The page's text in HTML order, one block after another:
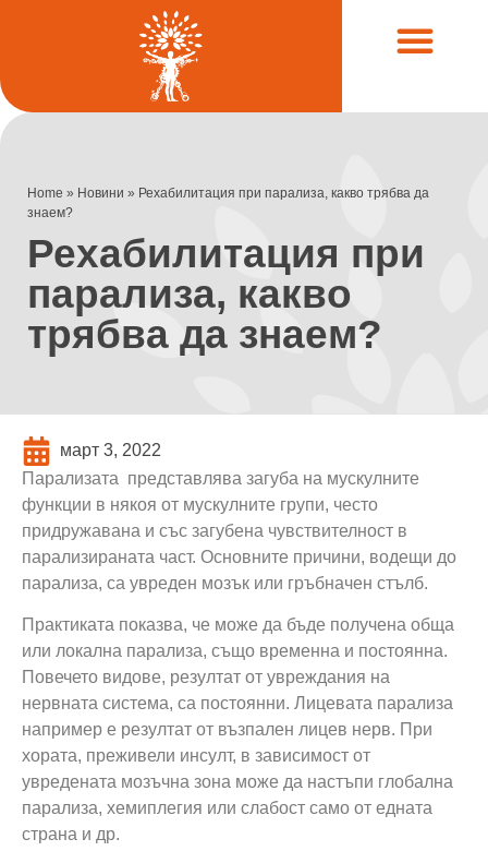
Home » Новини » Рехабилитация при парализа, какво трябва да
знаем?
Рехабилитация при
парализа, какво
трябва да знаем?
март 3, 2022
Парализата представлява загуба на мускулните
функции в някоя от мускулните групи, често
придружавана и със загубена чувствителност в
парализираната част. Основните причини, водещи до
парализа, са увреден мозък или гръбначен стълб.
Практиката показва, че може да бъде получена обща
или локална парализа, също временна и постоянна.
Повечето видове, резултат от увреждания на
нервната система, са постоянни. Лицевата парализа
например е резултат от възпален лицев нерв. При
хората, преживели инсулт, в зависимост от
увредената мозъчна зона може да настъпи глобална
парализа, хемиплегия или слабост само от едната
страна и др.